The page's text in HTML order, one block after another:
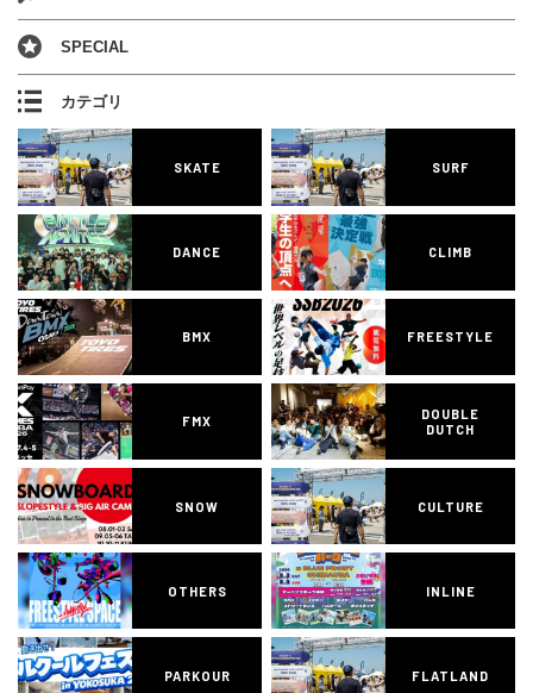
SPECIAL
カテゴリ
SKATE SURF
DANCE CLIMB
BMX FREESTYLE
FMX
DOUBLE
DUTCH
SNOW CULTURE
OTHERS INLINE
PARKOUR FLATLAND